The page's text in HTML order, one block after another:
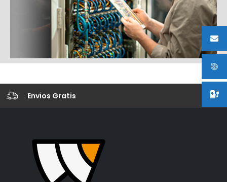
Envios Gratis